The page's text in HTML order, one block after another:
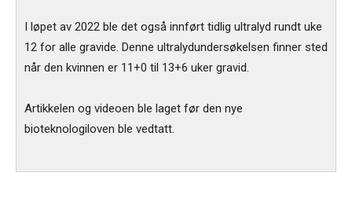
I løpet av 2022 ble det også innført tidlig ultralyd rundt uke
12 for alle gravide. Denne ultralydundersøkelsen finner sted
når den kvinnen er 11+0 til 13+6 uker gravid.
Artikkelen og videoen ble laget før den nye
bioteknologiloven ble vedtatt.